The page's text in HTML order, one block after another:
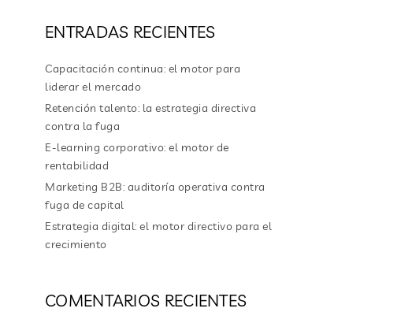
ENTRADAS RECIENTES
Capacitación continua: el motor para
liderar el mercado
Retención talento: la estrategia directiva
contra la fuga
E-learning corporativo: el motor de
rentabilidad
Marketing B2B: auditoría operativa contra
fuga de capital
Estrategia digital: el motor directivo para el
crecimiento
COMENTARIOS RECIENTES